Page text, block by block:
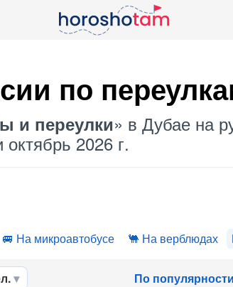
по
и переулки» в Дубае на
2026 г.
На микроавтобусе На верблюдах
По популярности